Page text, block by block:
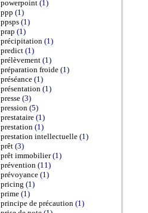
powerpoint (1)
ppp (1)
ppsps (1)
prap (1)
précipitation (1)
predict (1)
prélèvement (1)
préparation froide (1)
préséance (1)
présentation (1)
presse (3)
pression (5)
prestataire (1)
prestation (1)
prestation intellectuelle (1)
prêt (3)
prêt immobilier(1)
prévention (11)
prévoyance (1)
pricing (1)
prime (1)
principe de précaution (1)